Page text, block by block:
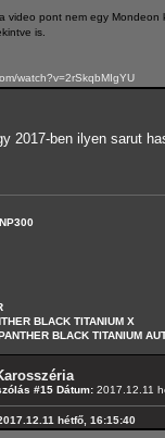
video pont nem egy
is.
watch?v=2rSkqbMIgYU
2017-ben ilyen sarut
BLACK TITANIUM X
BLACK TITANIUM
#15 Dátum: 2017.12.11
hétfő, 16:15:40